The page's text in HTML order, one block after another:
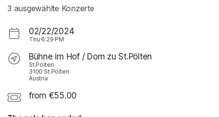
3 ausgewählte Konzerte
02/22/2024
Thu 6:29 PM
Bühne im Hof / Dom zu St.Pölten
St.Pölten
3100 St.Pölten
Austria
from €55.00